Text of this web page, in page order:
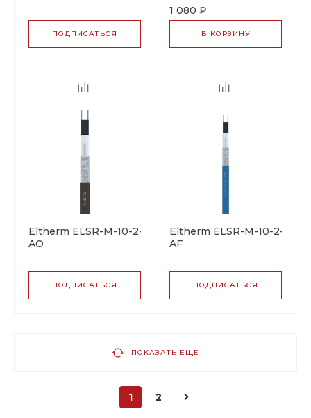
ПОДПИСАТЬСЯ
греющий кабель
1 080 ₽
В КОРЗИНУ
Eltherm ELSR-M-10-2-
AO
греющий кабель
ПОДПИСАТЬСЯ
Eltherm ELSR-M-10-2-
AF
греющий кабель
ПОДПИСАТЬСЯ
ПОКАЗАТЬ ЕЩЕ
1 2